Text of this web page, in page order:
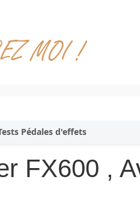
Pédales d'effets
FX600 ,